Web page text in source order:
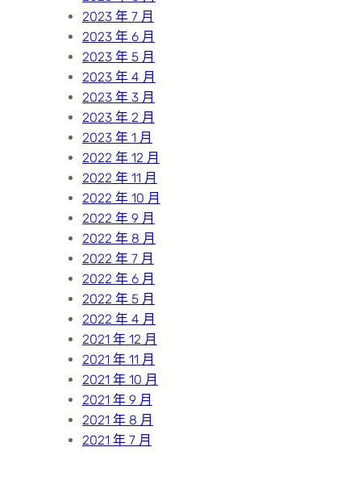
2023 年 7 月
2023 年 6 月
2023 年 5 月
2023 年 4 月
2023 年 3 月
2023 年 2 月
2023 年 1 月
2022 年 12 月
2022 年 11 月
2022 年 10 月
2022 年 9 月
2022 年 8 月
2022 年 7 月
2022 年 6 月
2022 年 5 月
2022 年 4 月
2021 年 12 月
2021 年 11 月
2021 年 10 月
2021 年 9 月
2021 年 8 月
2021 年 7 月